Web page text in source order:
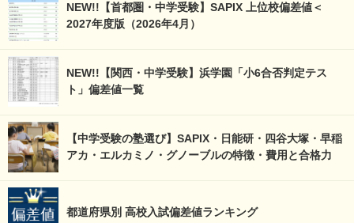
NEW!!【首都圏・中学受験】SAPIX 上位校偏差値＜
2027年度版（2026年4月）
NEW!!【関西・中学受験】浜学園「小6合否判定テス
ト」偏差値一覧
【中学受験の塾選び】SAPIX・日能研・四谷大塚・早稲
アカ・エルカミノ・グノーブルの特徴・費用と合格力
都道府県別 高校入試偏差値ランキング